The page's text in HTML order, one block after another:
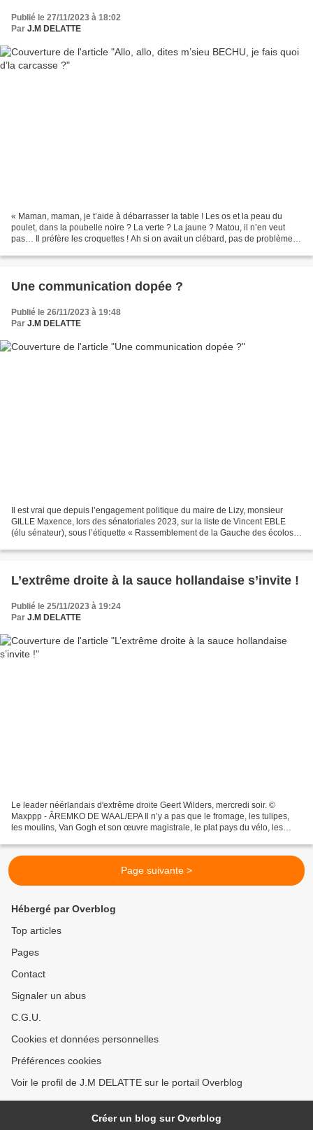
Publié le 27/11/2023 à 18:02
Par J.M DELATTE
« Maman, maman, je t’aide à débarrasser la table ! Les os et la peau du
poulet, dans la poubelle noire ? La verte ? La jaune ? Matou, il n’en veut
pas… Il préfère les croquettes ! Ah si on avait un clébard, pas de problème…
Une communication dopée ?
Publié le 26/11/2023 à 19:48
Par J.M DELATTE
Il est vrai que depuis l’engagement politique du maire de Lizy, monsieur
GILLE Maxence, lors des sénatoriales 2023, sur la liste de Vincent EBLE
(élu sénateur), sous l’étiquette « Rassemblement de la Gauche des écolos,
L’extrême droite à la sauce hollandaise s’invite !
Publié le 25/11/2023 à 19:24
Par J.M DELATTE
Le leader néérlandais d'extrême droite Geert Wilders, mercredi soir. ©
Maxppp - ÂREMKO DE WAAL/EPA Il n’y a pas que le fromage, les tulipes,
les moulins, Van Gogh et son œuvre magistrale, le plat pays du vélo, les
Page suivante >
Hébergé par Overblog
Top articles
Pages
Contact
Signaler un abus
C.G.U.
Cookies et données personnelles
Préférences cookies
Voir le profil de J.M DELATTE sur le portail Overblog
Créer un blog sur Overblog